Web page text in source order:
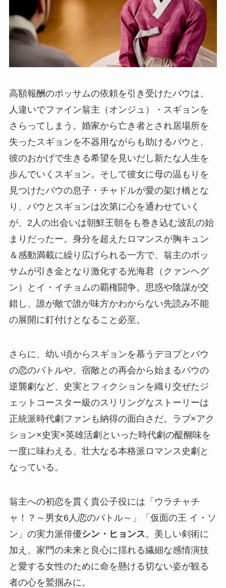
高額報酬のポッサムの依頼を引き受けたバウは、
人違いでファイン翁主（オンジュ）・スギョンを
さらってしまう。婚家から亡き者とされ居場所を
失ったスギョンを不器用ながらも助けるバウと、
彼のおかげで生きる希望を見いだし新たな人生を
歩んでいくスギョン。そして彼女に母の温もりを
見つけたバウの息子・チャドルが愛の架け橋とな
り、バウとスギョンは次第に心を通わせていく
が、2人の出会いは朝鮮王朝をも巻き込む波乱の始
まりだったー。身分を超えたロマンスが胸キュン
＆感動満載に繰り広げられる一方で、翁主のポッ
サムが引き金となり激化する光海君（クァンヘグ
ン）とイ・イチョムの覇権闘争。思惑や陰謀が交
錯し、誰が敵で誰が味方かわからない先読み不能
の展開に釘付けとなること必至。
さらに、幼い頃からスギョンを慕うデヨプとバウ
の恋のバトルや、宿敵との再会から始まるバウの
逆襲劇など、史実とフィクションを織り交ぜたジ
ェットコースター級のスリリングなストーリーは
正統派時代劇ファンも納得の面白さだ。ラブ×アク
ション×史実×英雄活劇といった時代劇の醍醐味を
一度に味わえる、壮大なる本格派ロマンス史劇と
なっている。
翁主への初恋を貫く貴公子役には「ウラチャチ
ャ！？～男女6人恋のバトル～」「仮面の王 イ・ソ
ン」の実力派俳優シン・ヒョンス。美しい剣術に
加え、家門の未来と良心に揺れる繊細な感情演技
と愛する女性のために命を懸ける切ない姿が観る
者の心を鷲掴みに。